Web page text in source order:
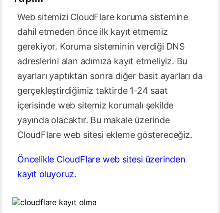
Web sitemizi CloudFlare koruma sistemine
dahil etmeden önce ilk kayıt etmemiz
gerekiyor. Koruma sisteminin verdiği DNS
adreslerini alan adımıza kayıt etmeliyiz. Bu
ayarları yaptıktan sonra diğer basit ayarları da
gerçekleştirdiğimiz taktirde 1-24 saat
içerisinde web sitemiz korumalı şekilde
yayında olacaktır. Bu makale üzerinde
CloudFlare web sitesi ekleme göstereceğiz.
Öncelikle CloudFlare web sitesi üzerinden
kayıt oluyoruz.